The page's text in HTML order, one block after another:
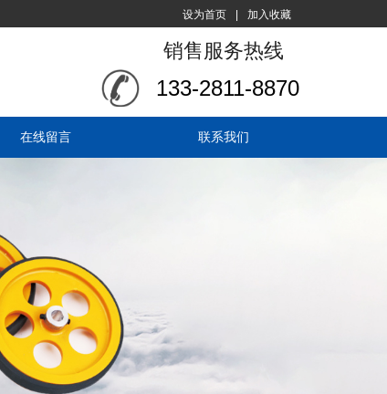
设为首页 加入收藏
销售服务热线
133-2811-8870
在线留言 联系我们